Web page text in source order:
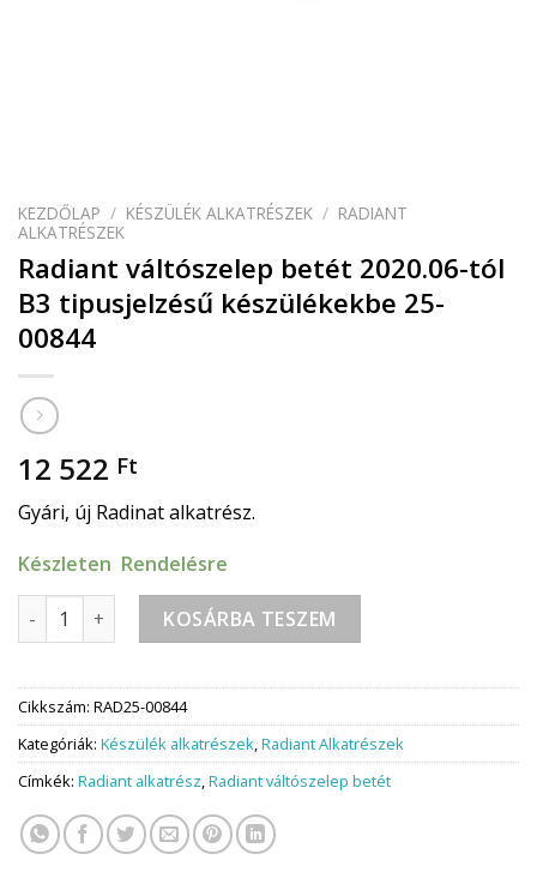
KEZDŐLAP / KÉSZÜLÉK ALKATRÉSZEK / RADIANT
ALKATRÉSZEK
Radiant váltószelep betét 2020.06-tól
B3 tipusjelzésű készülékekbe 25-
00844
12 522 Ft
Gyári, új Radinat alkatrész.
Készleten Rendelésre
Radiant váltószelep betét 2020.06-tól B3 tipusjelzésű
KOSÁRBA TESZEM
Cikkszám: RAD25-00844
Kategóriák: Készülék alkatrészek,Radiant Alkatrészek
Címkék: Radiant alkatrész,Radiant váltószelep betét